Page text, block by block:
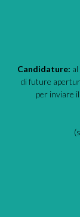
Candidature:
di future
per inviare